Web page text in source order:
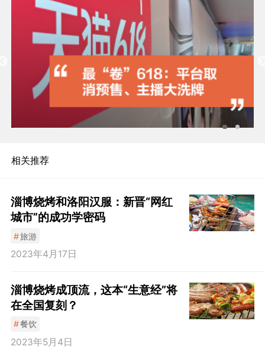
相关推荐
淄博烧烤和洛阳汉服：新晋“网红
城市”的成功学密码
#旅游
2023年4月17日
淄博烧烤成顶流，这本“生意经”将
在全国复刻？
#餐饮
2023年5月4日